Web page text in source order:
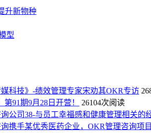
升新物种
型
科技》-绩效管理专家宋劝其OKR专访
第91期9月28日开营！
26104次阅读
公司38-与员工幸福感和健康管理相关的
询携手某优秀医药企业，OKR管理咨询项